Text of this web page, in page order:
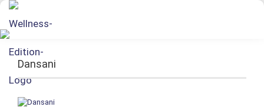
Dansani